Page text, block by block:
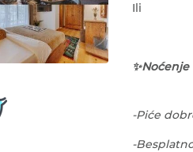
Ili
-Piće
-